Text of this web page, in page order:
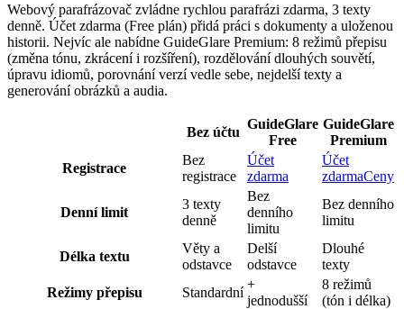
Webový parafrázovač zvládne rychlou parafrázi zdarma, 3 texty
denně. Účet zdarma (Free plán) přidá práci s dokumenty a uloženou
historii. Nejvíc ale nabídne GuideGlare Premium: 8 režimů přepisu
(změna tónu, zkrácení i rozšíření), rozdělování dlouhých souvětí,
úpravu idiomů, porovnání verzí vedle sebe, nejdelší texty a
generování obrázků a audia.
Bez účtu
GuideGlare
Free
GuideGlare
Premium
Registrace
Bez
registrace
Účet
zdarma
Účet
zdarmaCeny
Denní limit
3 texty
denně
Bez
denního
limitu
Bez denního
limitu
Délka textu
Věty a
odstavce
Delší
odstavce
Dlouhé
texty
Režimy přepisu
Standardní
+
jednodušší
8 režimů
(tón i délka)